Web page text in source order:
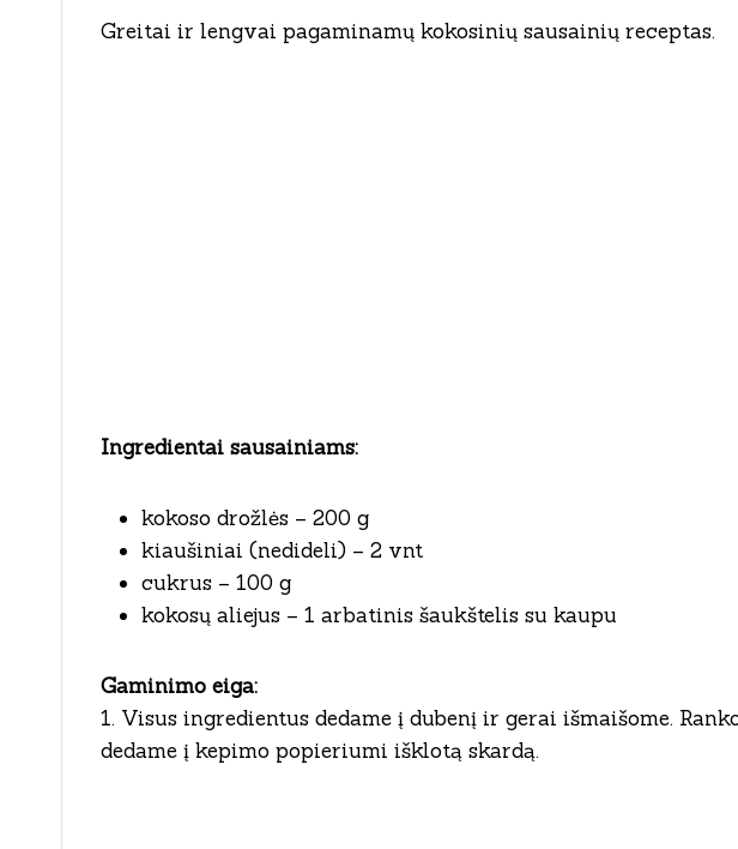
Greitai ir lengvai pagaminamų kokosinių sausainių receptas.
Ingredientai sausainiams:
kokoso drožlės – 200 g
kiaušiniai (nedideli) – 2 vnt
cukrus – 100 g
kokosų aliejus – 1 arbatinis šaukštelis su kaupu
Gaminimo eiga:
1. Visus ingredientus dedame į dubenį ir gerai išmaišome.
dedame į kepimo popieriumi išklotą skardą.